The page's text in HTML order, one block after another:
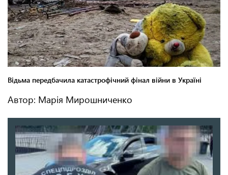
Автор: Марія Мирошниченко